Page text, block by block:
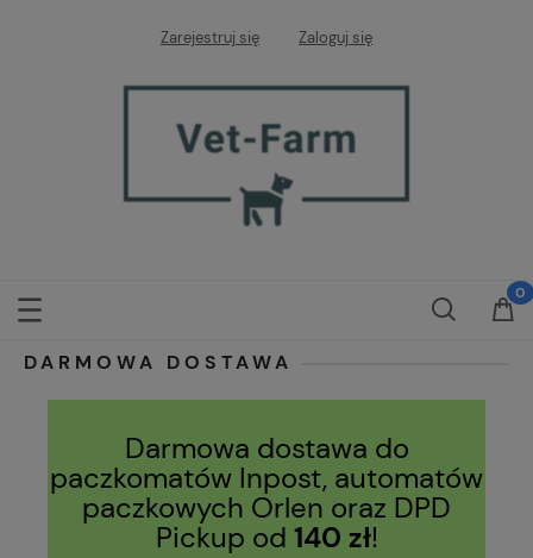
Zarejestruj się Zaloguj się
DARMOWA DOSTAWA
Darmowa dostawa do
paczkomatów Inpost, automatów
paczkowych Orlen oraz DPD
Pickup od 140 zł!